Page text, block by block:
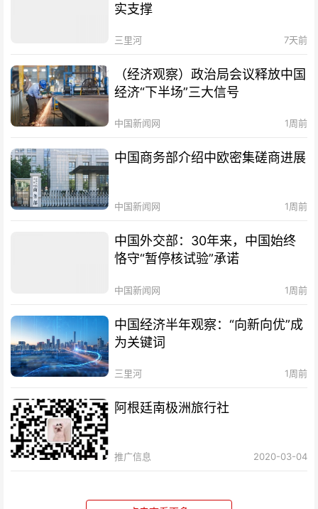
实支撑
三里河 7天前
（经济观察）政治局会议释放中国
经济“下半场”三大信号
中国新闻网 1周前
中国商务部介绍中欧密集磋商进展
中国新闻网 1周前
中国外交部：30年来，中国始终
恪守“暂停核试验”承诺
中国新闻网 1周前
中国经济半年观察：“向新向优”成
为关键词
三里河 1周前
阿根廷南极洲旅行社
推广信息 2020-03-04